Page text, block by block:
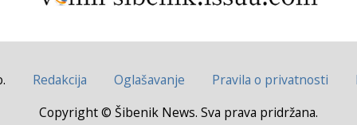
Redakcija Oglašavanje Pravila o privatnosti
Copyright © Šibenik News. Sva prava pridržana.